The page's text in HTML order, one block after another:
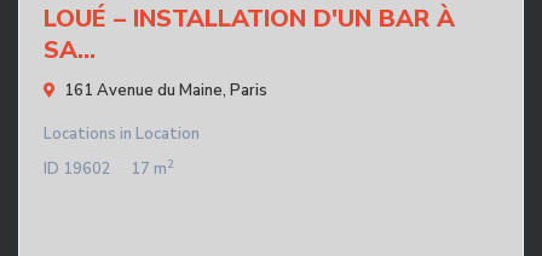
LOUÉ – INSTALLATION D'UN BAR À
SA...
161 Avenue du Maine, Paris
Locations in Location
ID 19602 17 m2